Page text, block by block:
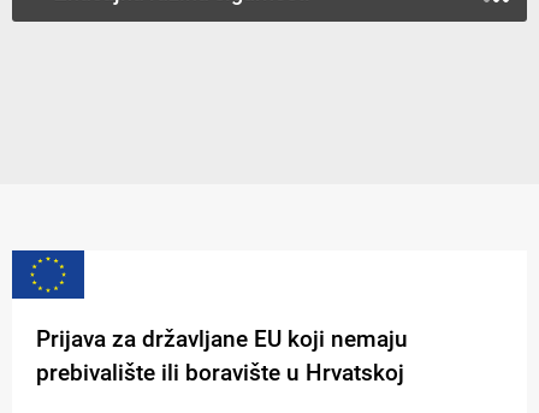
Prijava za državljane EU koji nemaju
prebivalište ili boravište u Hrvatskoj